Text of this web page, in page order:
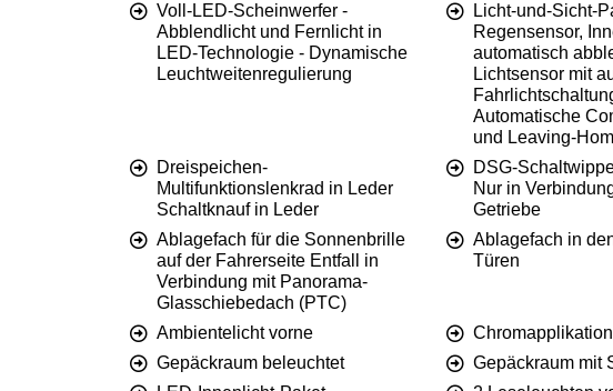
Voll-LED-Scheinwerfer -
Abblendlicht und Fernlicht in
LED-Technologie - Dynamische
Leuchtweitenregulierung
Licht-und-Sicht-
Regensensor,
automatisch
Lichtsensor mit
Automatische
und Leaving-
Dreispeichen-
Multifunktionslenkrad in Leder
Schaltknauf in Leder
DSG-
Nur in
Getriebe
Ablagefach für die Sonnenbrille
auf der Fahrerseite Entfall in
Verbindung mit Panorama-
Glasschiebedach (PTC)
Ablagefach in
Türen
Ambientelicht vorne
Gepäckraum beleuchtet
Gepäckraum mit